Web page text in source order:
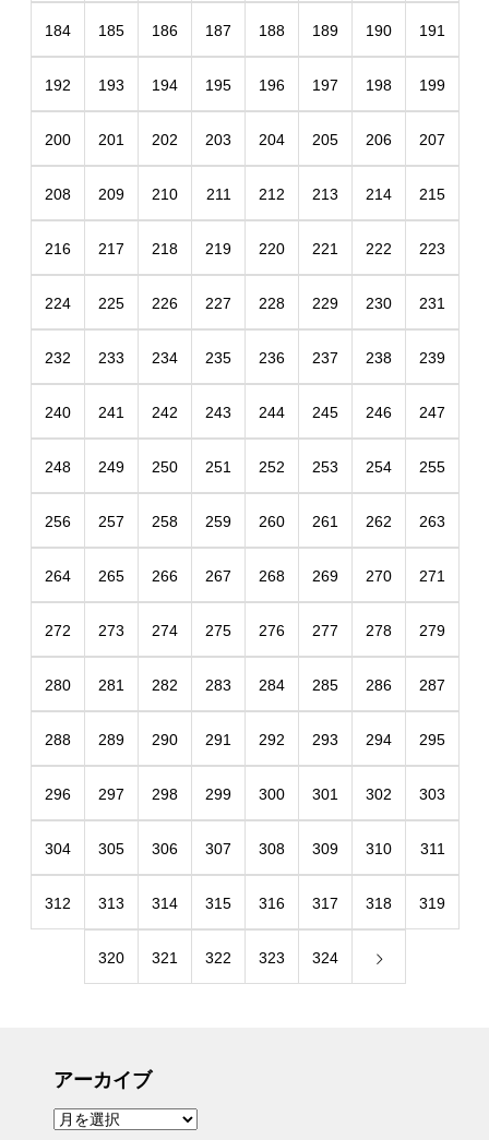
184 185 186 187 188 189 190 191
192 193 194 195 196 197 198 199
200 201 202 203 204 205 206 207
208 209 210 211 212 213 214 215
216 217 218 219 220 221 222 223
224 225 226 227 228 229 230 231
232 233 234 235 236 237 238 239
240 241 242 243 244 245 246 247
248 249 250 251 252 253 254 255
256 257 258 259 260 261 262 263
264 265 266 267 268 269 270 271
272 273 274 275 276 277 278 279
280 281 282 283 284 285 286 287
288 289 290 291 292 293 294 295
296 297 298 299 300 301 302 303
304 305 306 307 308 309 310 311
312 313 314 315 316 317 318 319
320 321 322 323 324
アーカイブ
ア
ー